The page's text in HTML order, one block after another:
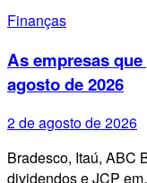
Finanças
As empresas
agosto de 2026
2 de agosto de 2026
Bradesco, Itaú, ABC
dividendos e JCP